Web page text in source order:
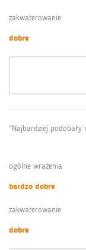
zakwaterowanie
dobre
“Najbardziej
ogólne wrażenia
bardzo dobre
zakwaterowanie
dobre